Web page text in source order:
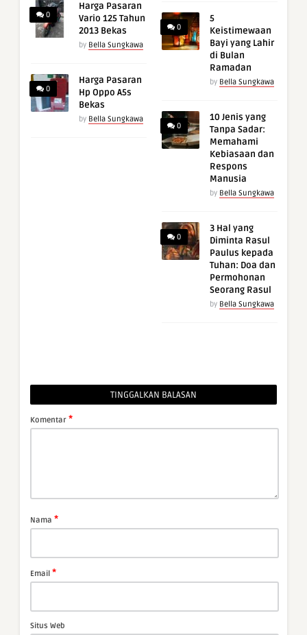
0
Harga Pasaran
Vario 125 Tahun
2013 Bekas
by Bella Sungkawa
0
Harga Pasaran
Hp Oppo A5s
Bekas
by Bella Sungkawa
0
5
Keistimewaan
Bayi yang Lahir
di Bulan
Ramadan
by Bella Sungkawa
0
10 Jenis yang
Tanpa Sadar:
Memahami
Kebiasaan dan
Respons
Manusia
by Bella Sungkawa
0
3 Hal yang
Diminta Rasul
Paulus kepada
Tuhan: Doa dan
Permohonan
Seorang Rasul
by Bella Sungkawa
TINGGALKAN BALASAN
Komentar *
Nama *
Email *
Situs Web